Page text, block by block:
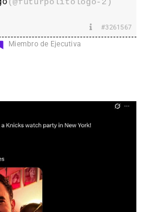
#3261567
Miembro de Ejecutiva